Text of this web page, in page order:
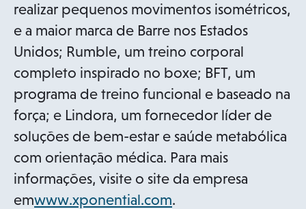
realizar pequenos movimentos isométricos,
e a maior marca de Barre nos Estados
Unidos; Rumble, um treino corporal
completo inspirado no boxe; BFT, um
programa de treino funcional e baseado na
força; e Lindora, um fornecedor líder de
soluções de bem-estar e saúde metabólica
com orientação médica. Para mais
informações, visite o site da empresa
emwww.xponential.como.